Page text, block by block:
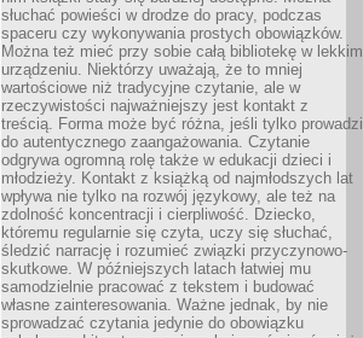
słuchać powieści w drodze do pracy, podczas
spaceru czy wykonywania prostych obowiązków.
Można też mieć przy sobie całą bibliotekę w lekkim
urządzeniu. Niektórzy uważają, że to mniej
wartościowe niż tradycyjne czytanie, ale w
rzeczywistości najważniejszy jest kontakt z
treścią. Forma może być różna, jeśli tylko prowadzi
do autentycznego zaangażowania. Czytanie
odgrywa ogromną rolę także w edukacji dzieci i
młodzieży. Kontakt z książką od najmłodszych lat
wpływa nie tylko na rozwój językowy, ale też na
zdolność koncentracji i cierpliwość. Dziecko,
któremu regularnie się czyta, uczy się słuchać,
śledzić narrację i rozumieć związki przyczynowo-
skutkowe. W późniejszych latach łatwiej mu
samodzielnie pracować z tekstem i budować
własne zainteresowania. Ważne jednak, by nie
sprowadzać czytania jedynie do obowiązku